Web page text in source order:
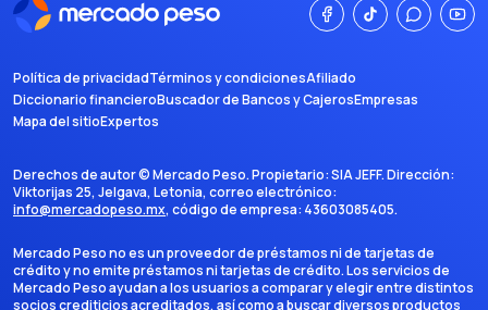
Política de privacidadTérminos y condicionesAfiliado
Diccionario financieroBuscador de Bancos y CajerosEmpresas
Mapa del sitioExpertos
Derechos de autor ©Mercado Peso. Propietario:SIA JEFF. Dirección:
Viktorijas 25, Jelgava, Letonia, correo electrónico:
info@mercadopeso.mx, código de empresa: 43603085405.
Mercado Peso no es un proveedor de préstamos ni de tarjetas de
crédito y no emite préstamos ni tarjetas de crédito. Los servicios de
Mercado Peso ayudan a los usuarios a comparar y elegir entre distintos
socios crediticios acreditados, así como a buscar diversos productos